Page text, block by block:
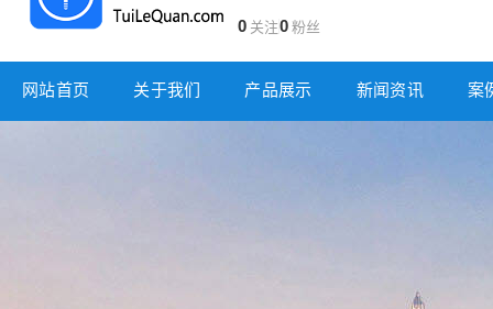
0 关注0 粉丝
网站首页 关于我们 产品展示 新闻资讯 案